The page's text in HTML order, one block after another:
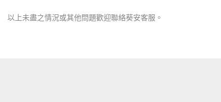
以上未盡之情況或其他問題歡迎聯絡葵安客服。